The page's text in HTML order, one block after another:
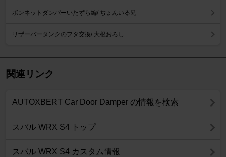
ボンネットダンパーいたずら編/ ぢょんいる兄
リザーバータンクのフタ交換/ 大根おろし
関連リンク
AUTOXBERT Car Door Damper の情報を検索
スバル WRX S4 トップ
スバル WRX S4 カスタム情報